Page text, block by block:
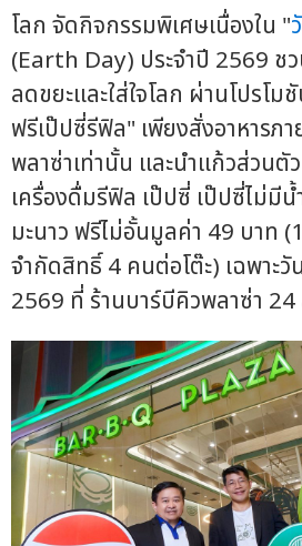
โลก จัดกิจกรรมพิเศษเนื่องใน "
(Earth Day) ประจำปี 2569 ช
ลดขยะและใส่ใจโลก ผ่านโปรโม
ฟรีเป๊ปซี่รีฟิล" เพียงสั่งอาหารภ
พลาซ่าเท่านั้น และนำแก้วส่วนตั
เครื่องดื่มรีฟิล เป๊ปซี่ เป๊ปซี่ไม่มี
มะนาว ฟรีไม่อั้นมูลค่า 49 บาท
จำกัดสิทธิ์ 4 คนต่อโต๊ะ) เฉพาะ
2569 ที่ ร้านบาร์บีคิวพลาซ่า 24